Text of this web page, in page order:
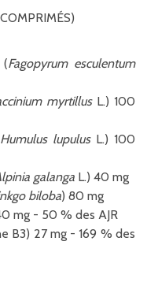
(Fagopyrum esculentum
myrtillus L.) 100
Humulus lupulus L.) 100
galanga L.) 40 mg
biloba) 80 mg
mg - 50 % des AJR
B3) 27 mg - 169 % des